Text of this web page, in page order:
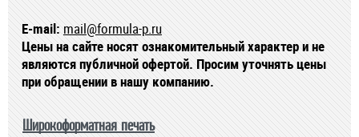
E-mail: mail@formula-p.ru
Цены на сайте носят ознакомительный характер и не
являются публичной офертой. Просим уточнять цены
при обращении в нашу компанию.
Широкоформатная печать